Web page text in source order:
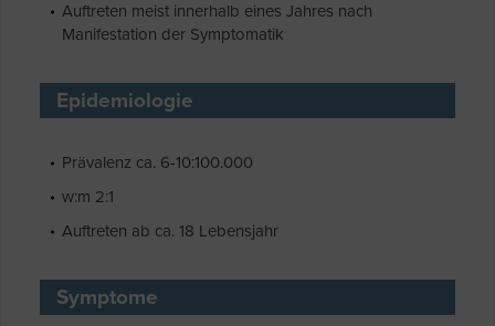
Auftreten meist innerhalb eines Jahres nach
Manifestation der Symptomatik
Epidemiologie
Prävalenz ca. 6-10:100.000
w:m 2:1
Auftreten ab ca. 18 Lebensjahr
Symptome